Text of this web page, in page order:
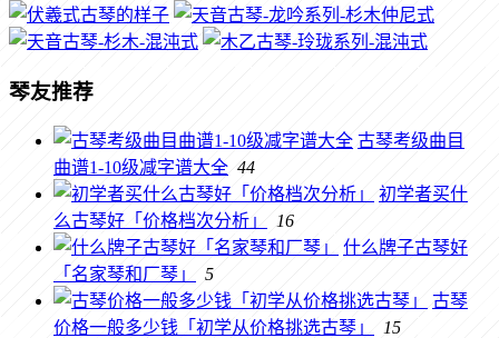
琴友推荐
古琴考级曲目
曲谱1-10级减字谱大全 44
初学者买什
么古琴好「价格档次分析」
16
什么牌子古琴好
「名家琴和厂琴」
5
古琴
价格一般多少钱「初学从价格挑选古琴」
15